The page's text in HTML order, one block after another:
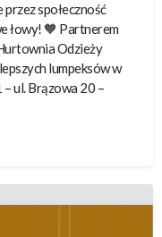
społeczność
łowy! 🧡 Partnerem
Odzieży
lumpeksów w
ul. Brązowa 20 –